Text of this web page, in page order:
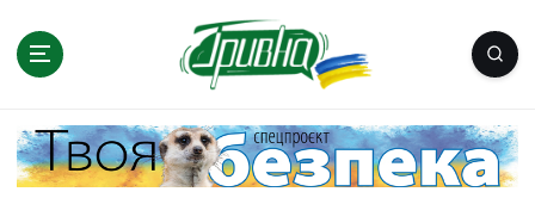
Миколаїв, Одеса, Мелітополь